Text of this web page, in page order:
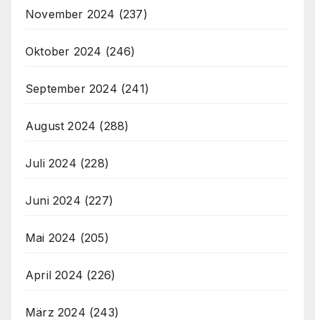
November 2024 (237)
Oktober 2024 (246)
September 2024 (241)
August 2024 (288)
Juli 2024 (228)
Juni 2024 (227)
Mai 2024 (205)
April 2024 (226)
März 2024 (243)